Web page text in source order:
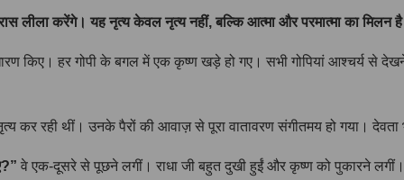
लीला करेंगे। यह नृत्य केवल नृत्य नहीं, बल्कि आत्मा और परमात्मा का मिलन
किए। हर गोपी के बगल में एक कृष्ण खड़े हो गए। सभी गोपियां आश्चर्य से
कर रही थीं। उनके पैरों की आवाज़ से पूरा वातावरण संगीतमय हो गया।
वे एक-दूसरे से पूछने लगीं। राधा जी बहुत दुखी हुईं और कृष्ण को पुकारने लगीं।